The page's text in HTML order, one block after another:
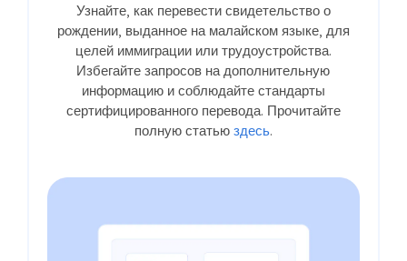
Узнайте, как перевести свидетельство о
рождении, выданное на малайском языке, для
целей иммиграции или трудоустройства.
Избегайте запросов на дополнительную
информацию и соблюдайте стандарты
сертифицированного перевода. Прочитайте
полную статью здесь.